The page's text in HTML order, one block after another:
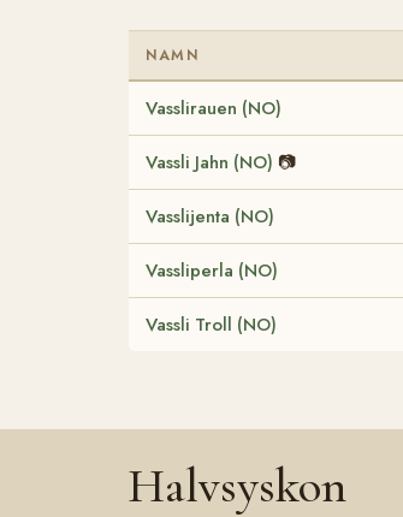
NAMN
Vasslirauen (NO)
Vassli Jahn (NO) 📷
Vasslijenta (NO)
Vassliperla (NO)
Vassli Troll (NO)
Halvsyskon